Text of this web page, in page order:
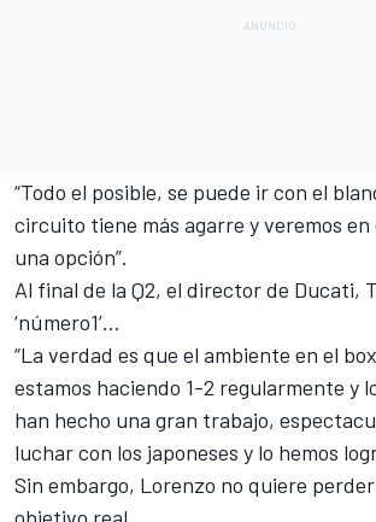
“Todo el posible, se puede ir con el
circuito tiene más agarre y veremos en
una opción”.
Al final de la Q2, el director de Ducati,
‘número1’…
“La verdad es que el ambiente en el
estamos haciendo 1-2 regularmente y
han hecho una gran trabajo,
luchar con los japoneses y lo hemos
Sin embargo, Lorenzo no quiere